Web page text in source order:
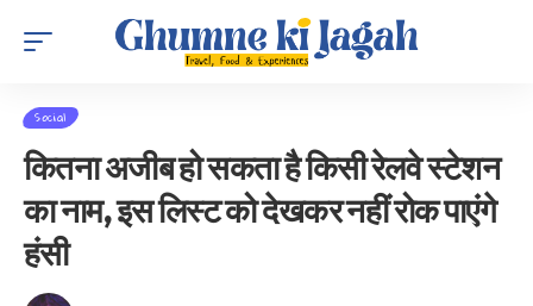
Social
कितना अजीब हो सकता है किसी रेलवे स्टेशन
का नाम, इस लिस्ट को देखकर नहीं रोक पाएंगे
हंसी